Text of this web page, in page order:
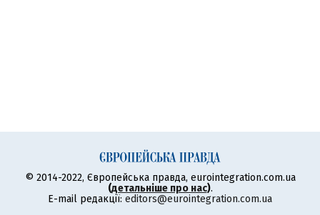
© 2014-2022, Європейська правда, eurointegration.com.ua
(детальніше про нас).
E-mail редакції: editors@eurointegration.com.ua